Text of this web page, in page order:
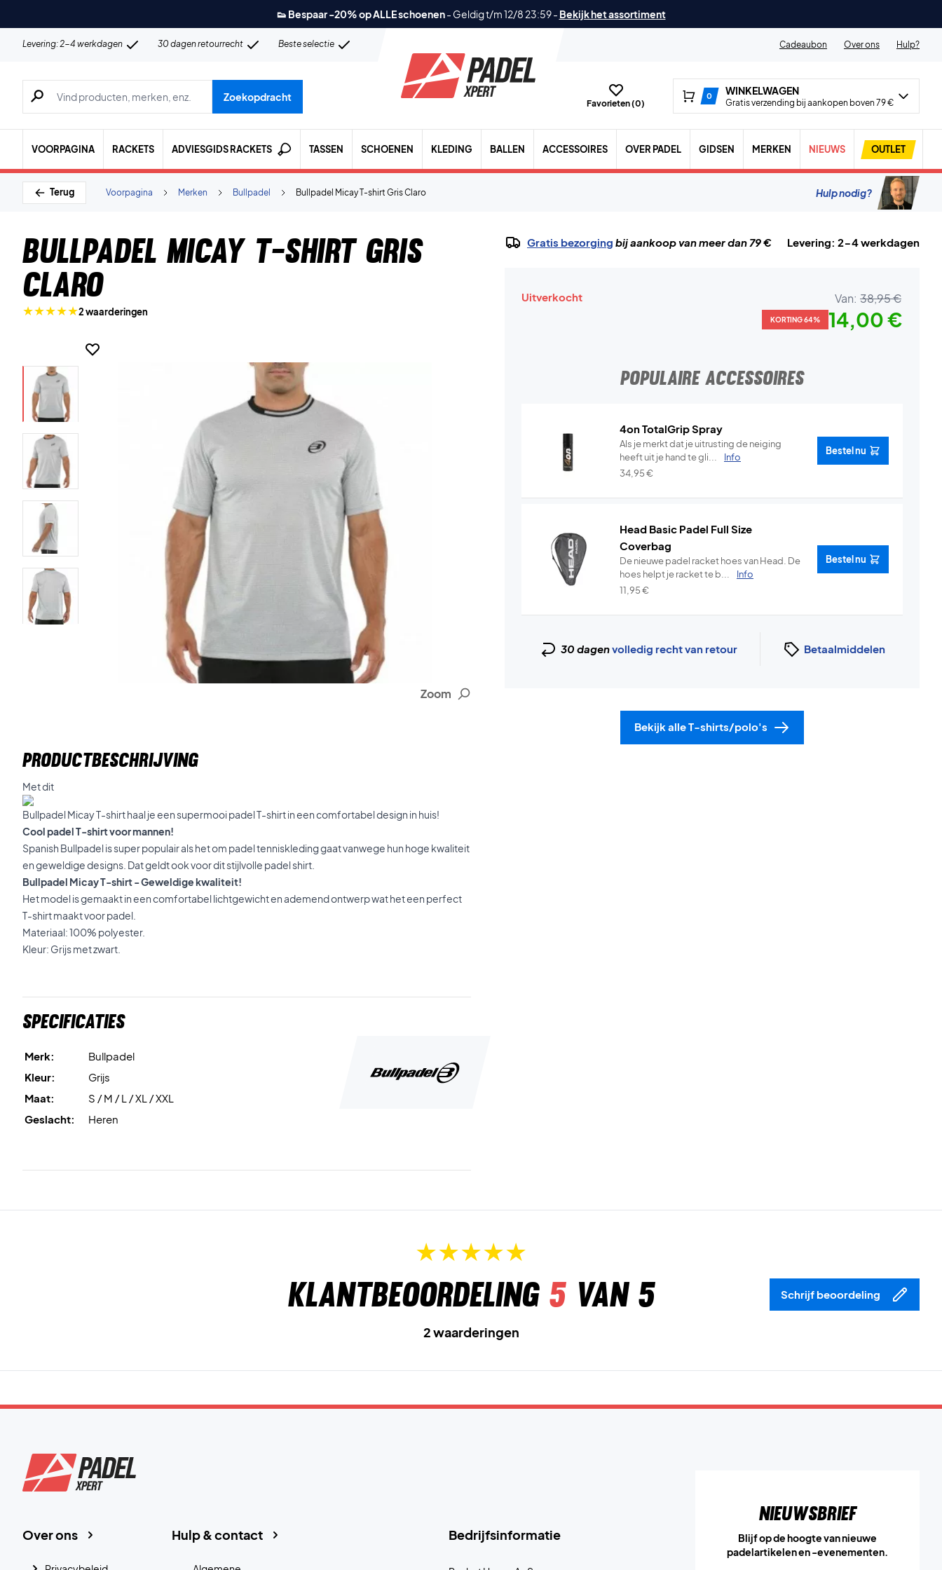
👟 Bespaar -20% op ALLE schoenen- Geldig t/m 12/8 23:59- Bekijk het assortiment
Levering: 2-4 werkdagen 30 dagen retourrecht Beste selectie Cadeaubon Over ons Hulp?
Zoeken naar producten, merken etc.
Zoekopdracht
Favorieten (0)
0 WINKELWAGEN
Gratis verzending bij aankopen boven 79 €
VOORPAGINA RACKETS ADVIESGIDS RACKETS TASSEN SCHOENEN KLEDING BALLEN ACCESSOIRES OVER PADEL GIDSEN MERKEN NIEUWS OUTLET
Terug Bullpadel Micay T-shirt Gris Claro
Bullpadel
Merken
Voorpagina Hulp nodig?
Bullpadel Micay T-shirt Gris
Claro
2 waarderingen
Zoom
PRODUCTBESCHRIJVING
Met dit
Bullpadel Micay T-shirt haal je een supermooi padel T-shirt in een comfortabel design in huis!
Cool padel T-shirt voor mannen!
Spanish Bullpadel is super populair als het om padel tenniskleding gaat vanwege hun hoge kwaliteit
en geweldige designs. Dat geldt ook voor dit stijlvolle padel shirt.
Bullpadel Micay T-shirt - Geweldige kwaliteit!
Het model is gemaakt in een comfortabel lichtgewicht en ademend ontwerp wat het een perfect
T-shirt maakt voor padel.
Materiaal: 100% polyester.
Kleur: Grijs met zwart.
Specificaties
Merk:
Bullpadel
Kleur:
Grijs
Maat:
S / M / L / XL / XXL
Geslacht:
Heren
Gratis bezorging bij aankoop van meer dan 79 € Levering: 2-4 werkdagen
Uitverkocht Van: 38,95 €
KORTING 64% 14,00 €
POPULAIRE ACCESSOIRES
4on TotalGrip Spray
Als je merkt dat je uitrusting de neiging
heeft uit je hand te gli...
Info
34,95€
Bestel nu
Head Basic Padel Full Size
Coverbag
De nieuwe padel racket hoes van Head. De
hoes helpt je racket te b...
Info
11,95€
Bestel nu
30 dagenvolledig recht van retour Betaalmiddelen
Bekijk alle T-shirts/polo's
Klantbeoordeling 5van 5 Schrijf beoordeling
2 waarderingen
Bedrijfsinformatie
Hulp & contact
Over ons
Nieuwsbrief
Blijf op de hoogte van nieuwe
padelartikelen en -evenementen.